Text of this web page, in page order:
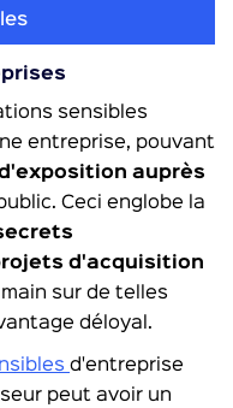
sensibles
entreprise, pouvant
auprès
Ceci englobe la
d'acquisition
sur de telles
déloyal.
d'entreprise
peut avoir un